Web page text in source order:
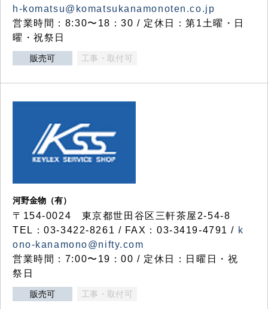
h-komatsu@komatsukanamonoten.co.jp
営業時間：8:30〜18：30 / 定休日：第1土曜・日
曜・祝祭日
販売可 工事・取付可
河野金物（有）
〒154-0024 東京都世田谷区三軒茶屋2-54-8
TEL：03-3422-8261 / FAX：03-3419-4791 / k
ono-kanamono@nifty.com
営業時間：7:00〜19：00 / 定休日：日曜日・祝
祭日
販売可 工事・取付可